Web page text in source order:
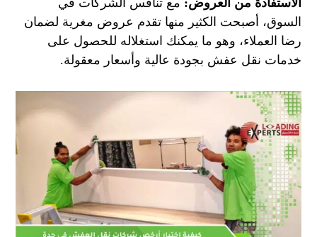
الاستفادة من العروض: مع تنافس الشركات في
السوق، أصبحت الكثير منها تقدم عروض مغرية لضمان
رضا العملاء، وهو ما يمكنك استغلاله للحصول على
خدمات نقل عفش بجودة عالية وأسعار معقولة.